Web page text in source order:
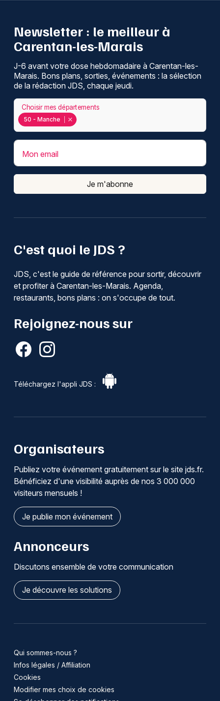
C'est quoi le JDS ?
JDS, c'est le guide de référence pour sortir, découvrir
et profiter à Carentan-les-Marais. Agenda,
restaurants, bons plans : on s'occupe de tout.
Rejoignez-nous sur
Téléchargez l'appli JDS :
Newsletter : le meilleur à
Carentan-les-Marais
J-6 avant votre dose hebdomadaire à Carentan-les-
Marais. Bons plans, sorties, événements : la sélection
de la rédaction JDS, chaque jeudi.
50 - Manche
Choisir mes départements
Mon email
Je m'abonne
Organisateurs
Publiez votre événement gratuitement sur le site jds.fr.
Bénéficiez d'une visibilité auprès de nos 3 000 000
visiteurs mensuels !
Je publie mon événement
Annonceurs
Discutons ensemble de votre communication
Je découvre les solutions
Qui sommes-nous ?
Infos légales / Affiliation
Cookies
Modifier mes choix de cookies